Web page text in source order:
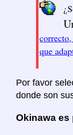
que
Por favor
donde son
Okinawa es